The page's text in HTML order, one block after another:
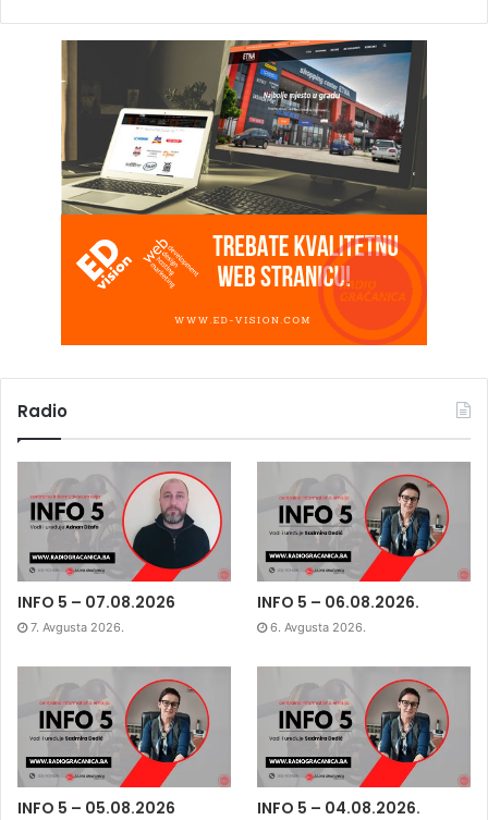
Radio
INFO 5 – 07.08.2026
7. Avgusta 2026.
INFO 5 – 06.08.2026.
6. Avgusta 2026.
INFO 5 – 05.08.2026 INFO 5 – 04.08.2026.